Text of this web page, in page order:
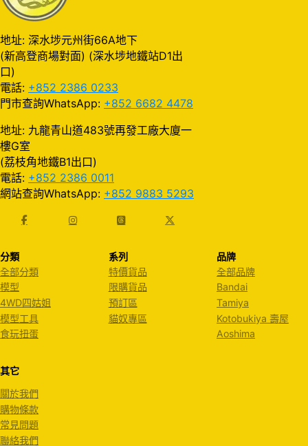
地址: 深水埗元州街66A地下
(新高登商場對面) (深水埗地鐵站D1出
口)
電話: +852 2386 0233
門市查詢WhatsApp: +852 6682 4478
地址: 九龍青山道483號再發工廠大廈一
樓G室
(荔枝角地鐵B1出口)
電話: +852 2386 0011
網站查詢WhatsApp: +852 9883 5293
分類
全部分類
模型
4WD四姑姐
模型工具
食玩扭蛋
系列
特價貨品
限購貨品
預訂區
貓奴專區
品牌
全部品牌
Bandai
Tamiya
Kotobukiya 壽屋
Aoshima
其它
關於我們
購物條款
常見問題
聯絡我們